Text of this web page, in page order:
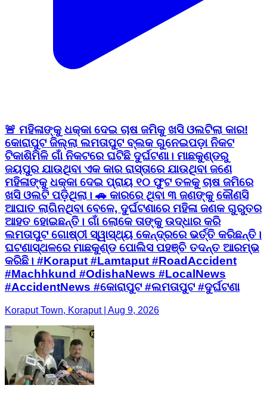
🚨 ମହିଳାଙ୍କୁ ଧକ୍କା ଦେଇ ଚାଷ ଜମିକୁ ଖସି ଓଲଟିଲା କାର!
କୋରାପୁଟ ଜିଲ୍ଲା ଲମତାପୁଟ ବ୍ଲକ ଗୁନେଇପଡ଼ା ନିକଟ
ଟିକାଶିମିଳି ଗାଁ ନିକଟରେ ଘଟିଛି ଦୁର୍ଘଟଣା। ମାଛକୁଣ୍ଡରୁ
ଜୟପୁର ଯାଉଥିବା ଏକ କାର ରାସ୍ତାରେ ଯାଉଥିବା ଜଣେ
ମହିଳାଙ୍କୁ ଧକ୍କା ଦେଇ ପ୍ରାୟ ୧୦ ଫୁଟ ତଳକୁ ଚାଷ ଜମିରେ
ଖସି ଓଲଟି ପଡ଼ିଥିଲା। 🚗 କାରରେ ଥିବା ୩ ଜଣଙ୍କୁ କୌଣସି
ଆଘାତ ଲାଗିନଥିବା ବେଳେ, ଦୁର୍ଘଟଣାରେ ମହିଳା ଜଣକ ଗୁରୁତର
ଆହତ ହୋଇଛନ୍ତି। ଗାଁ ଲୋକେ ତାଙ୍କୁ ଉଦ୍ଧାର କରି
ଲମତାପୁଟ ଗୋଷ୍ଠୀ ସ୍ୱାସ୍ଥ୍ୟ କେନ୍ଦ୍ରରେ ଭର୍ତ୍ତି କରିଛନ୍ତି।
ଘଟଣାସ୍ଥଳରେ ମାଛକୁଣ୍ଡ ପୋଲିସ ପହଞ୍ଚି ତଦନ୍ତ ଆରମ୍ଭ
କରିଛି। #Koraput #Lamtaput #RoadAccident
#Machhkund #OdishaNews #LocalNews
#AccidentNews #କୋରାପୁଟ #ଲମତାପୁଟ #ଦୁର୍ଘଟଣା
Koraput Town, Koraput | Aug 9, 2026